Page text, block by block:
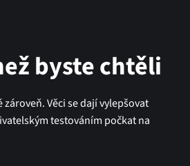
byste chtěli
Věci se dají vylepšovat
testováním počkat na